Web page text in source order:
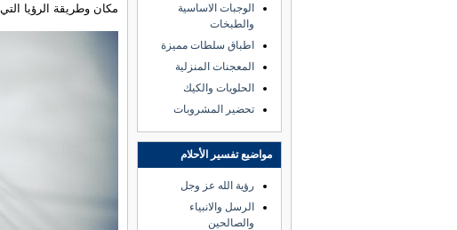
مكان وطريقة الرؤيا
الوجبات الاساسية
والطبخات
اطباق سلطات مميزة
المعجنات المنزلية
الحلويات والكيك
تحضير المشروبات
مواضيع تفسير الأحلام
رؤية الله عز وجل
الرسل والانبياء
والصالحين